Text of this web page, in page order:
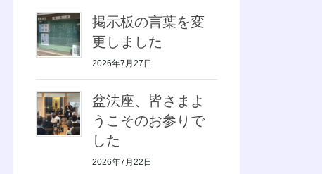
掲示板の言葉を変
更しました
2026年7月27日
盆法座、皆さまよ
うこそのお参りで
した
2026年7月22日